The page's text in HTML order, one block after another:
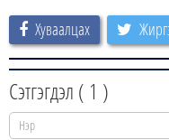
Хуваалцах
Сэтгэгдэл ( 1 )